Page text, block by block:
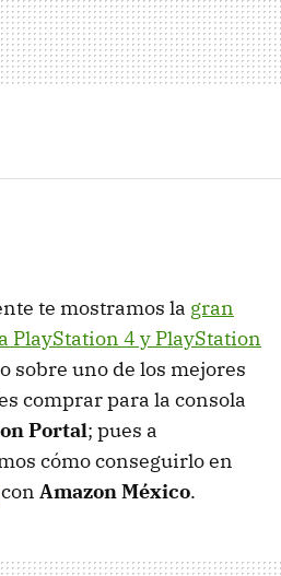
te mostramos la gran
PlayStation 4 y PlayStation
sobre uno de los mejores
comprar para la consola
Portal; pues a
cómo conseguirlo en
con Amazon México.